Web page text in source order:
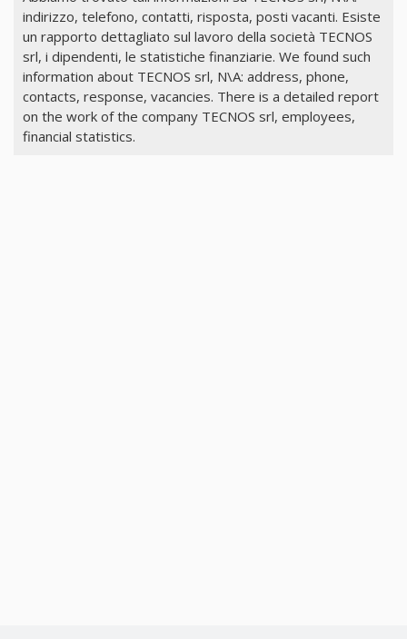
indirizzo, telefono, contatti, risposta, posti vacanti. Esiste
un rapporto dettagliato sul lavoro della società TECNOS
srl, i dipendenti, le statistiche finanziarie. We found such
information about TECNOS srl, N\A: address, phone,
contacts, response, vacancies. There is a detailed report
on the work of the company TECNOS srl, employees,
financial statistics.